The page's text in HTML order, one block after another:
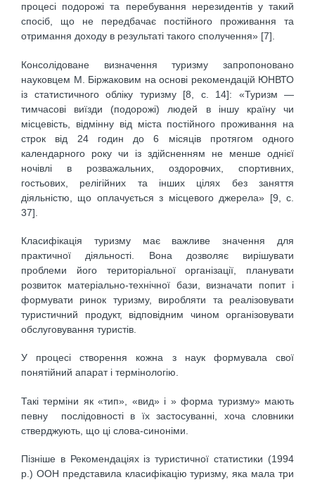
процесі подорожі та перебування нерезидентів у такий
спосіб, що не передбачає постійного проживання та
отримання доходу в результаті такого сполучення» [7].
Консолідоване визначення туризму запропоновано
науковцем М. Біржаковим на основі рекомендацій ЮНВТО
із статистичного обліку туризму [8, с. 14]: «Туризм —
тимчасові виїзди (подорожі) людей в іншу країну чи
місцевість, відмінну від міста постійного проживання на
строк від 24 годин до 6 місяців протягом одного
календарного року чи із здійсненням не менше однієї
ночівлі в розважальних, оздоровчих, спортивних,
гостьових, релігійних та інших цілях без заняття
діяльністю, що оплачується з місцевого джерела» [9, с.
37].
Класифікація туризму має важливе значення для
практичної діяльності. Вона дозволяє вирішувати
проблеми його територіаль­ної організації, планувати
розвиток матеріально-технічної бази, визначати попит і
формувати ринок туризму, виробляти та реалізовувати
туристичний продукт, відповідним чином організовувати
обслуговування туристів.
У процесі створення кожна з наук формувала свої
понятійний апарат і термінологію.
Такі терміни як «тип», «вид» і » форма туризму» мають
певну послідовності в їх застосуванні, хоча словники
стверджують, що ці слова-синоніми.
Пізніше в Рекомендаціях із туристичної статистики (1994
р.) ООН представила класифікацію туризму, яка мала три